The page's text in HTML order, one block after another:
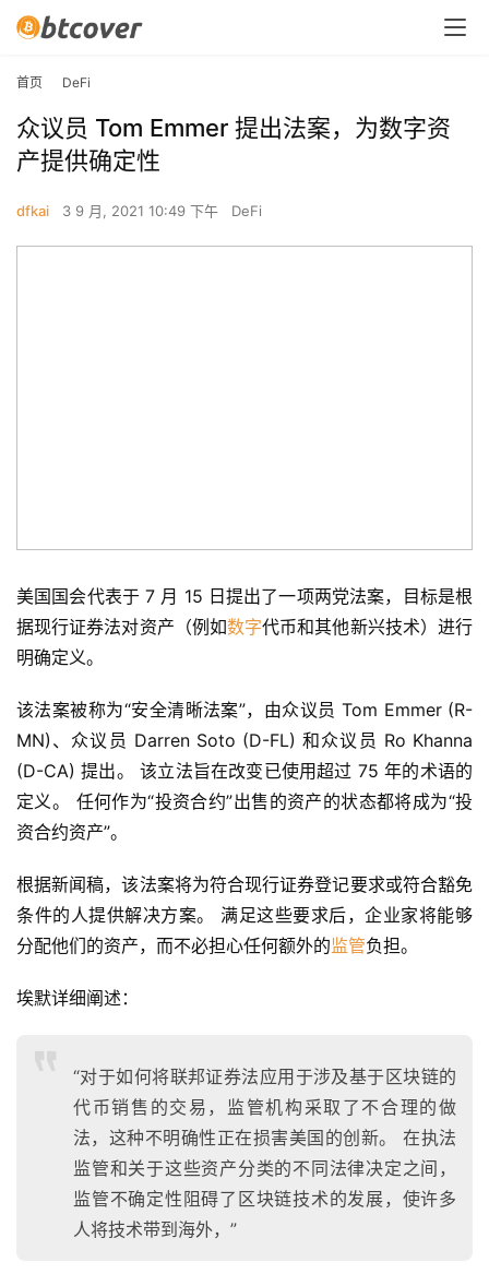
首页 DeFi
众议员 Tom Emmer 提出法案，为数字资
产提供确定性
dfkai 3 9 月, 2021 10:49 下午 DeFi
美国国会代表于 7 月 15 日提出了一项两党法案，目标是根
据现行证券法对资产（例如数字代币和其他新兴技术）进行
明确定义。
该法案被称为“安全清晰法案”，由众议员 Tom Emmer (R-
MN)、众议员 Darren Soto (D-FL) 和众议员 Ro Khanna
(D-CA) 提出。 该立法旨在改变已使用超过 75 年的术语的
定义。 任何作为“投资合约”出售的资产的状态都将成为“投
资合约资产”。
根据新闻稿，该法案将为符合现行证券登记要求或符合豁免
条件的人提供解决方案。 满足这些要求后，企业家将能够
分配他们的资产，而不必担心任何额外的监管负担。
埃默详细阐述：
“对于如何将联邦证券法应用于涉及基于区块链的
代币销售的交易，监管机构采取了不合理的做
法，这种不明确性正在损害美国的创新。 在执法
监管和关于这些资产分类的不同法律决定之间，
监管不确定性阻碍了区块链技术的发展，使许多
人将技术带到海外，”